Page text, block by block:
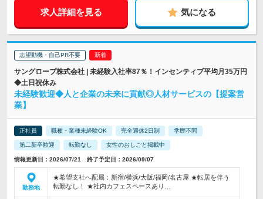
求人詳細を見る 気になる
志望動機・自己PR不要
サングローブ株式会社 | 未経験入社率87％！インセンティブ平均月35万円
◆土日祝休み
未経験歓迎◆人と企業の未来に貢献◎人材サービスの【提案営
業】
正社員 職種・業種未経験OK 完全週休2日制 学歴不問
第二新卒歓迎 転勤なし 女性のおしごと掲載中
情報更新日：2026/07/21 終了予定日：2026/09/07
勤務地
★希望支社へ配属：新宿/横浜/大阪/福岡/名古屋 ★転居を伴う
転勤なし！ ★社内カフェスペースあり…